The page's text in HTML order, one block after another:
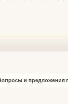
и предложения